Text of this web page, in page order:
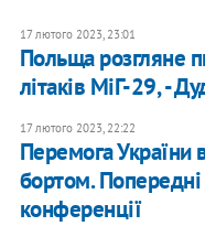
17 лютого 2023, 23:01
Польща розгляне
літаків МіГ-29, -
17 лютого 2023, 22:22
Перемога України
бортом.
конференції